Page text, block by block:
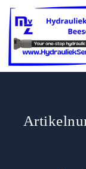
naar
inhoud
was:
€4,53.
€3,62.